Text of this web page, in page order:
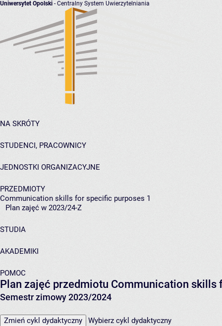
Uniwersytet Opolski - Centralny System Uwierzytelniania
NA SKRÓTY
STUDENCI, PRACOWNICY
JEDNOSTKI ORGANIZACYJNE
PRZEDMIOTY
Communication skills for specific purposes 1
Plan zajęć w 2023/24-Z
STUDIA
AKADEMIKI
POMOC
Plan zajęć przedmiotu Communication skills
Semestr zimowy 2023/2024
Zmień cykl dydaktyczny Wybierz cykl dydaktyczny